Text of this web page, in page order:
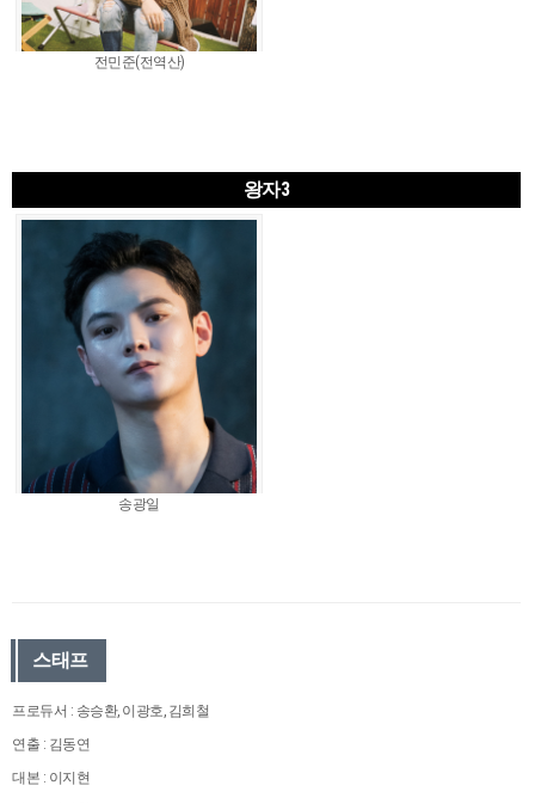
전민준(전역산)
왕자3
송광일
스태프
프로듀서 : 송승환, 이광호, 김희철
연출 : 김동연
대본 : 이지현